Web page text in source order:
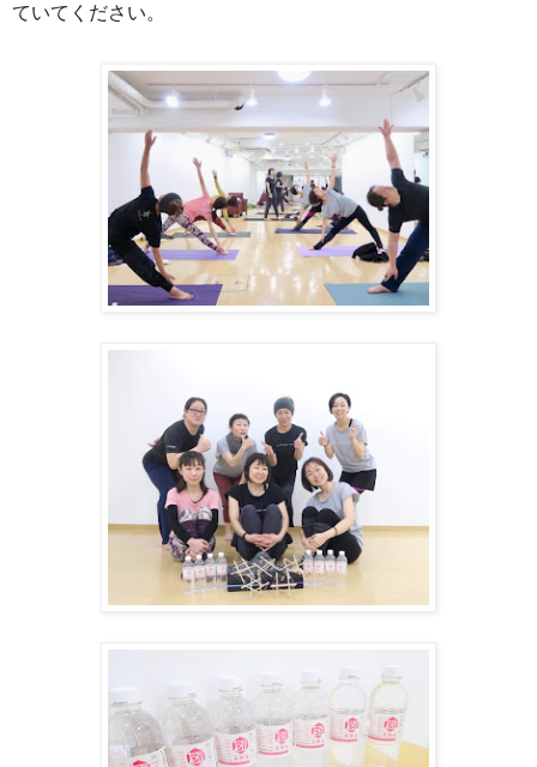
ていてください。